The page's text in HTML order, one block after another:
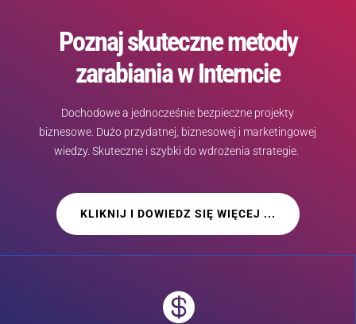
Poznaj skuteczne metody
zarabiania w Interncie
Dochodowe a jednocześnie bezpieczne projekty
biznesowe. Dużo przydatnej, biznesowej i marketingowej
wiedzy. Skuteczne i szybki do wdrożenia strategie.
KLIKNIJ I DOWIEDZ SIĘ WIĘCEJ ...
